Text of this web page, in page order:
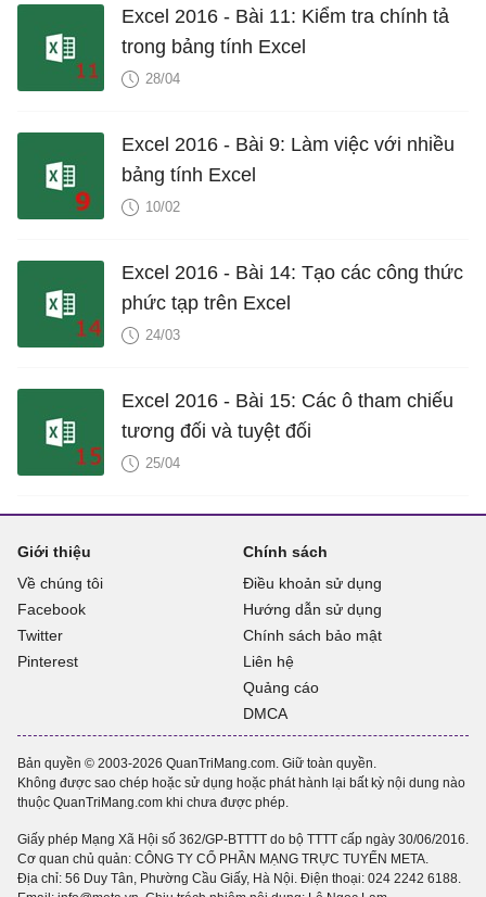
Excel 2016 - Bài 11: Kiểm tra chính tả
trong bảng tính Excel
28/04
Excel 2016 - Bài 9: Làm việc với nhiều
bảng tính Excel
10/02
Excel 2016 - Bài 14: Tạo các công thức
phức tạp trên Excel
24/03
Excel 2016 - Bài 15: Các ô tham chiếu
tương đối và tuyệt đối
25/04
Giới thiệu
Về chúng tôi
Facebook
Twitter
Pinterest
Chính sách
Điều khoản sử dụng
Hướng dẫn sử dụng
Chính sách bảo mật
Liên hệ
Quảng cáo
DMCA
Bản quyền © 2003-2026 QuanTriMang.com. Giữ toàn quyền.
Không được sao chép hoặc sử dụng hoặc phát hành lại bất kỳ nội dung nào
thuộc QuanTriMang.com khi chưa được phép.
Giấy phép Mạng Xã Hội số 362/GP-BTTTT do bộ TTTT cấp ngày 30/06/2016.
Cơ quan chủ quản: CÔNG TY CỔ PHẦN MẠNG TRỰC TUYẾN META.
Địa chỉ: 56 Duy Tân, Phường Cầu Giấy, Hà Nội. Điện thoại: 024 2242 6188.